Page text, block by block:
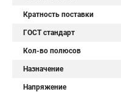
Кратность поставки
ГОСТ стандарт
Кол-во полюсов
Назначение
Напряжение